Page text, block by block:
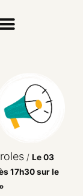
/ Le 03
17h30 sur le